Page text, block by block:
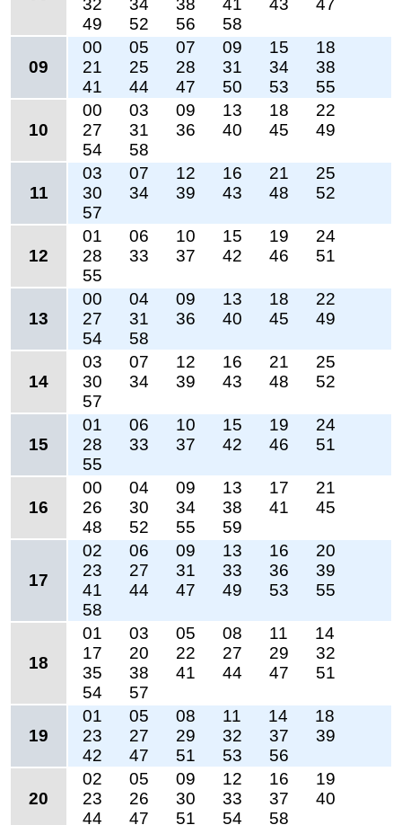
32
34 38 41 43
47
49
52 56 58
09
00 05 07 09 15
18
21
25 28 31 34
38
41
44 47 50 53 55
10
00 03 09 13 18
22
27
31 36 40 45
49
54
58
11
03 07 12 16 21
25
30
34 39 43 48
52
57
12
01 06 10 15 19
24
28
33 37 42 46
51
55
13
00 04 09 13 18
22
27
31 36 40 45
49
54
58
14
03 07 12 16 21
25
30
34 39 43 48
52
57
15
01 06 10 15 19
24
28
33 37 42 46
51
55
16
00 04 09 13 17
21
26
30 34 38 41
45
48
52 55 59
17
02 06 09 13 16
20
23
27 31 33 36
39
41
44 47 49 53
55
58
18
01 03 05 08 11
14
17
20 22 27 29
32
35
38 41 44 47
51
54
57
19
01 05 08 11 14
18
23
27 29 32 37
39
42
47 51 53 56
20
02 05 09 12 16
19
23
26 30 33 37
40
44
47 51 54 58